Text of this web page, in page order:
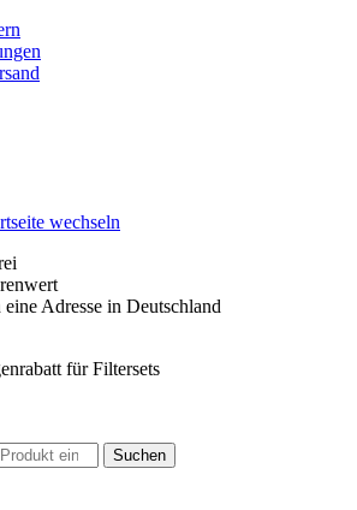
Adresse in Deutschland
für Filtersets
Suchen